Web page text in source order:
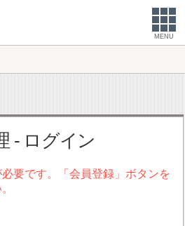
MENU
- ログイン
要です。「会員登録」ボタンを